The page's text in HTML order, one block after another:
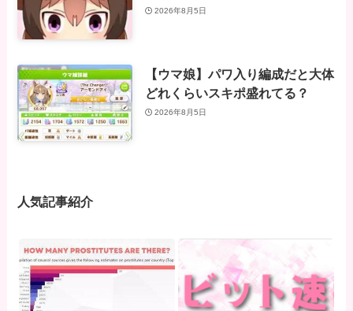
2026年8月5日
【ウマ娘】パワ入り編成だと大体
どれくらいスキポ盛れてる？
2026年8月5日
人気記事紹介